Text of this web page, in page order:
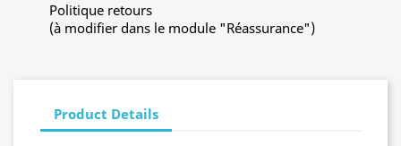
Politique retours
(à modifier dans le module "Réassurance")
Product Details